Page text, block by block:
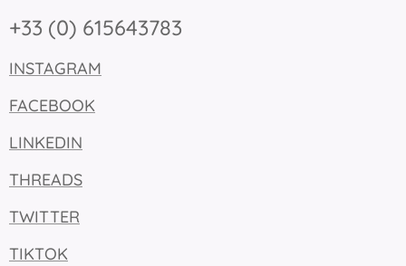
+33 (0) 615643783
INSTAGRAM
FACEBOOK
LINKEDIN
THREADS
TWITTER
TIKTOK